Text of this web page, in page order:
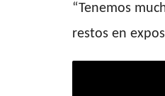
“Tenemos
restos en